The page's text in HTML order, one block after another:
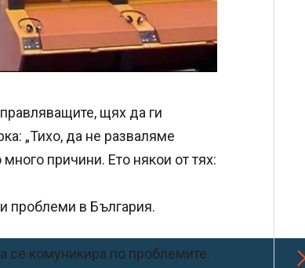
щях да ги
„Тихо, да не разваляме
причини. Ето някои от тях:
проблеми в България.
се комуникира по проблемите.